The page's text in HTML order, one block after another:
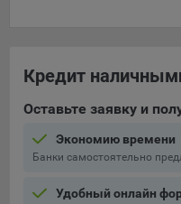
Кредит
Оставьте заявку и
Экономию времени
Банки самостоятельно
Удобный онлайн